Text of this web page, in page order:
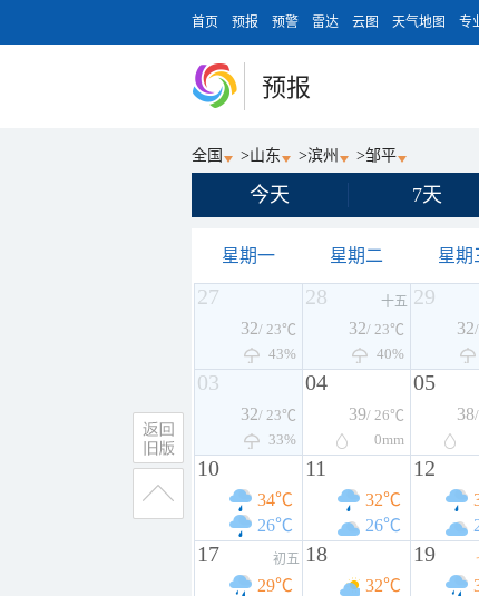
首页 预报 预警 雷达 云图 天气地图 专
预报
全国 >山东 >滨州 >邹平
今天 7天
星期一 星期二 星期
27
32/ 23℃
43%
28 十五
32/ 23℃
40%
29
32
03
32/ 23℃
33%
04
39/ 26℃
0mm
05
38
10
34℃
26℃
11
32℃
26℃
12
17 初五
29℃
18
32℃
19